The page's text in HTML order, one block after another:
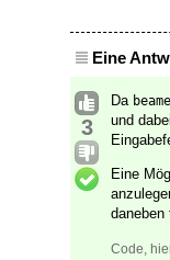
Eine
3
Da
und
Eine
Code,